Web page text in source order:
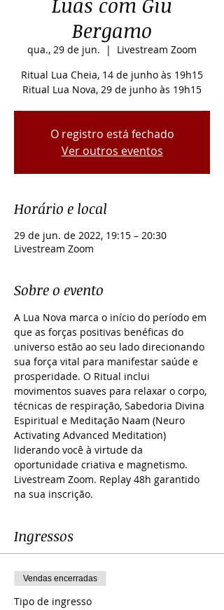
Bergamo
qua., 29 de jun.
  |
Livestream Zoom
Ritual Lua Cheia, 14 de junho às 19h15
Ritual Lua Nova, 29 de junho às 19h15
O registro está fechado
Ver outros eventos
Horário e local
29 de jun. de 2022, 19:15 – 20:30
Livestream Zoom
Sobre o evento
A Lua Nova marca o início do período em
que as forças positivas benéficas do
universo estão ao seu lado direcionando
sua força vital para manifestar saúde e
prosperidade. O Ritual inclui
movimentos suaves para relaxar o corpo,
técnicas de respiração, Sabedoria Divina
Espiritual e Meditação Naam (Neuro
Activating Advanced Meditation)
liderando você à virtude da
oportunidade criativa e magnetismo.
Livestream Zoom. Replay 48h garantido
na sua inscrição.
Ingressos
Vendas encerradas
Tipo de ingresso